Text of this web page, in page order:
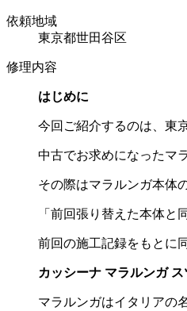
依頼地域
東京都世田谷区
修理内容
はじめに
今回ご紹介するのは、東
中古でお求めになったマ
その際はマラルンガ本体
「前回張り替えた本体と
前回の施工記録をもとに
カッシーナ マラルンガ
マラルンガはイタリアの